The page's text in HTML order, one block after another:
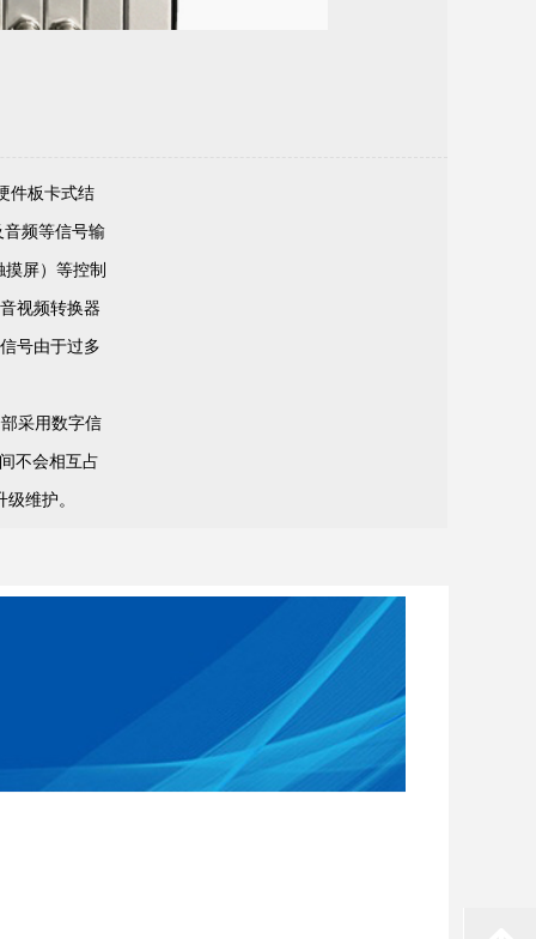
件板卡式结
音频等信号输
屏）等控制
视频转换器
号由于过多
采用数字信
不会相互占
维护。